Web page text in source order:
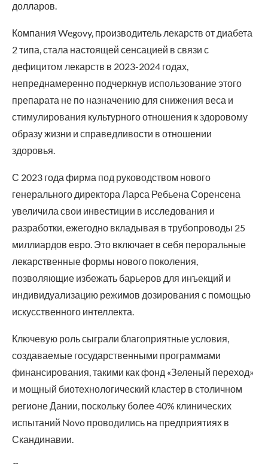
долларов.
Компания Wegovy, производитель лекарств от диабета
2 типа, стала настоящей сенсацией в связи с
дефицитом лекарств в 2023-2024 годах,
непреднамеренно подчеркнув использование этого
препарата не по назначению для снижения веса и
стимулирования культурного отношения к здоровому
образу жизни и справедливости в отношении
здоровья.
С 2023 года фирма под руководством нового
генерального директора Ларса Ребьена Соренсена
увеличила свои инвестиции в исследования и
разработки, ежегодно вкладывая в трубопроводы 25
миллиардов евро. Это включает в себя пероральные
лекарственные формы нового поколения,
позволяющие избежать барьеров для инъекций и
индивидуализацию режимов дозирования с помощью
искусственного интеллекта.
Ключевую роль сыграли благоприятные условия,
создаваемые государственными программами
финансирования, такими как фонд «Зеленый переход»
и мощный биотехнологический кластер в столичном
регионе Дании, поскольку более 40% клинических
испытаний Novo проводились на предприятиях в
Скандинавии.